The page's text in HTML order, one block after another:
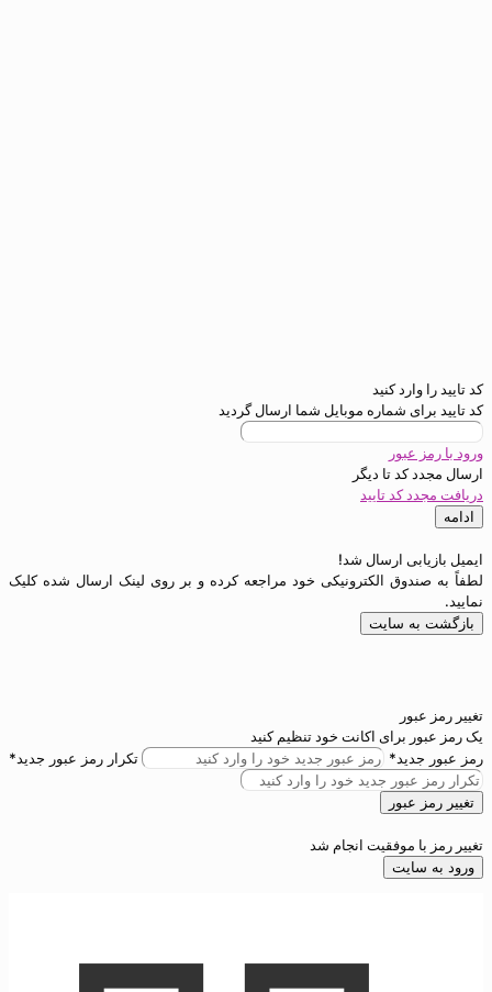
کنید
شماره موبایل شما ارسال گردید
تادیگر
تایید
ارسال شد!
الکترونیکی خود مراجعه کرده و بر روی لینک ارسال شده کلیک
سایت
اکانت خود تنظیم کنید
تکرار رمز عبور جدید*
موفقیت انجام شد